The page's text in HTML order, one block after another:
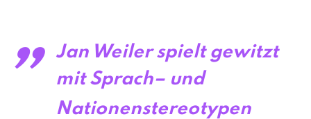
„ Jan Weiler spielt gewitzt
mit Sprach– und
Nationenstereotypen